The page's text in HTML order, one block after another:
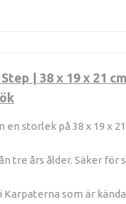
| 38 x 19 x 21
en storlek på 38 x 19 x
tre års ålder. Säker
som är